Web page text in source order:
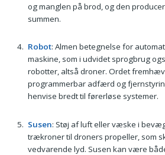
og manglen på brod, og den
summen.
Robot: Almen betegnelse for
maskine, som i udvidet sprogbrug
robotter, altså droner. Ordet
programmerbar adfærd og
henvise bredt til førerløse systemer.
Susen: Støj af luft eller væske i
trækroner til droners propeller, som
vedvarende lyd. Susen kan være